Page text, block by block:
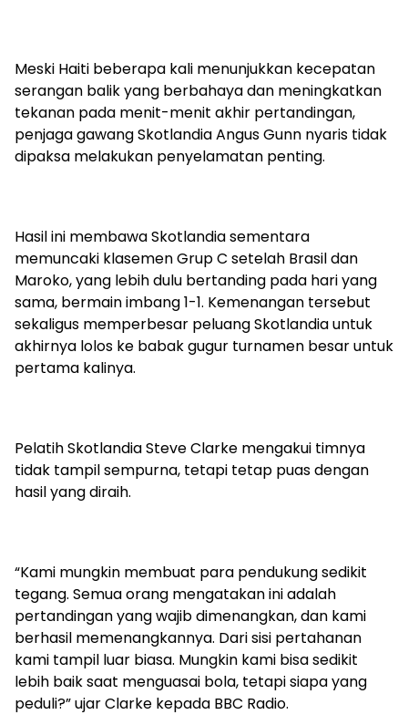
Meski Haiti beberapa kali menunjukkan kecepatan
serangan balik yang berbahaya dan meningkatkan
tekanan pada menit-menit akhir pertandingan,
penjaga gawang Skotlandia Angus Gunn nyaris tidak
dipaksa melakukan penyelamatan penting.
Hasil ini membawa Skotlandia sementara
memuncaki klasemen Grup C setelah Brasil dan
Maroko, yang lebih dulu bertanding pada hari yang
sama, bermain imbang 1-1. Kemenangan tersebut
sekaligus memperbesar peluang Skotlandia untuk
akhirnya lolos ke babak gugur turnamen besar untuk
pertama kalinya.
Pelatih Skotlandia Steve Clarke mengakui timnya
tidak tampil sempurna, tetapi tetap puas dengan
hasil yang diraih.
“Kami mungkin membuat para pendukung sedikit
tegang. Semua orang mengatakan ini adalah
pertandingan yang wajib dimenangkan, dan kami
berhasil memenangkannya. Dari sisi pertahanan
kami tampil luar biasa. Mungkin kami bisa sedikit
lebih baik saat menguasai bola, tetapi siapa yang
peduli?” ujar Clarke kepada BBC Radio.